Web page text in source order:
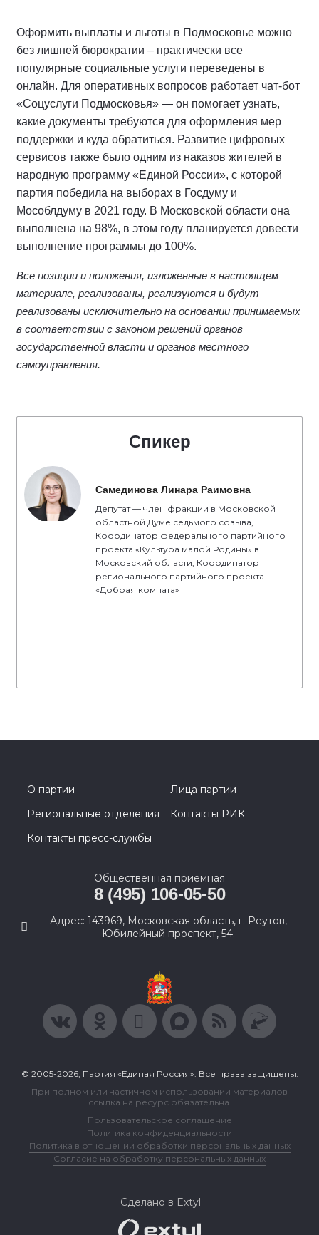
Оформить выплаты и льготы в Подмосковье можно
без лишней бюрократии – практически все
популярные социальные услуги переведены в
онлайн. Для оперативных вопросов работает чат-бот
«Соцуслуги Подмосковья» — он помогает узнать,
какие документы требуются для оформления мер
поддержки и куда обратиться. Развитие цифровых
сервисов также было одним из наказов жителей в
народную программу «Единой России», с которой
партия победила на выборах в Госдуму и
Мособлдуму в 2021 году. В Московской области она
выполнена на 98%, в этом году планируется довести
выполнение программы до 100%.
Все позиции и положения, изложенные в настоящем
материале, реализованы, реализуются и будут
реализованы исключительно на основании принимаемых
в соответствии с законом решений органов
государственной власти и органов местного
самоуправления.
Спикер
Самединова Линара Раимовна
Депутат — член фракции в Московской
областной Думе седьмого созыва,
Координатор федерального партийного
проекта «Культура малой Родины» в
Московский области, Координатор
регионального партийного проекта
«Добрая комната»
О партии
Лица партии
Региональные отделения
Контакты РИК
Контакты пресс-службы
Общественная приемная
8 (495) 106-05-50
Адрес: 143969, Московская область, г. Реутов,
Юбилейный проспект, 54.
© 2005-2026, Партия «Единая Россия». Все права защищены.
При полном или частичном использовании материалов
ссылка на ресурс обязательна.
Пользовательское соглашение
Политика конфиденциальности
Политика в отношении обработки персональных данных
Согласие на обработку персональных данных
Сделано в Extyl